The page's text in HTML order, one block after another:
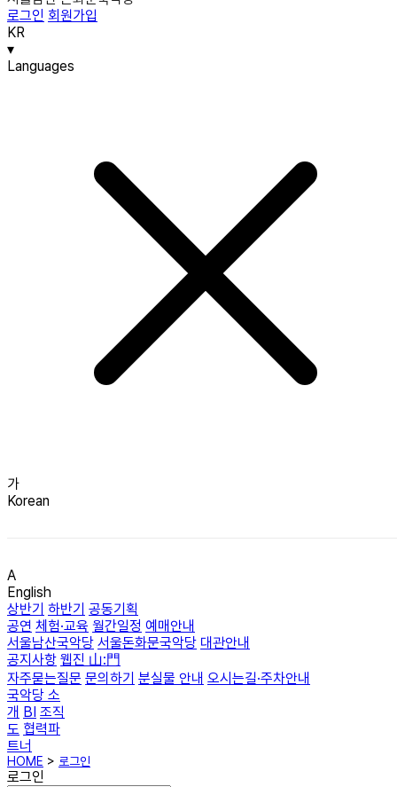
로그인 회원가입
KR
▾
Languages
가
Korean
A
English
상반기 하반기 공동기획
공연 체험·교육 월간일정 예매안내
서울남산국악당 서울돈화문국악당 대관안내
공지사항 웹진 山:門
자주묻는질문 문의하기 분실물 안내 오시는길·주차안내
국악당 소
개 BI 조직
도 협력파
트너
HOME > 로그인
로그인